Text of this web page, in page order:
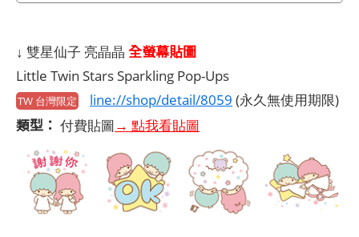
↓ 雙星仙子 亮晶晶 全螢幕貼圖
Little Twin Stars Sparkling Pop-Ups
TW 台灣限定 line://shop/detail/8059 (永久無使用期限)
類型： 付費貼圖→ 點我看貼圖